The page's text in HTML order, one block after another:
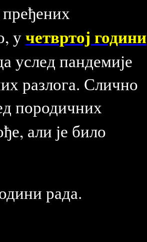
учетвртој години
услед пандемије
разлога. Слично
породичних
али је било
рада.